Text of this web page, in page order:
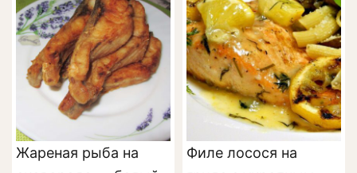
Жареная рыба на
Филе лосося на